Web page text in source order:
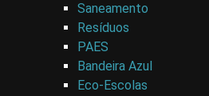
Saneamento
Resíduos
PAES
Bandeira Azul
Eco-Escolas